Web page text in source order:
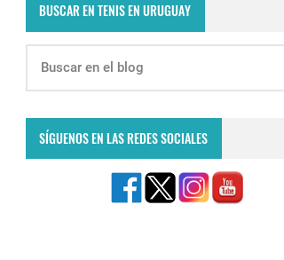
BUSCAR EN TENIS EN URUGUAY
SÍGUENOS EN LAS REDES SOCIALES